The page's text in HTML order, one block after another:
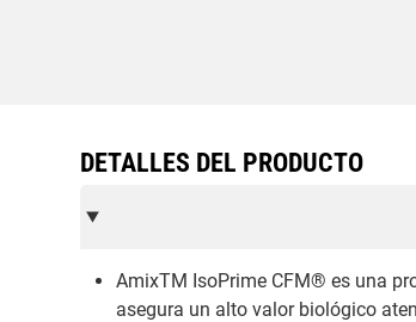
DETALLES DEL PRODUCTO
AmixTM IsoPrime CFM® es una
asegura un alto valor biológico